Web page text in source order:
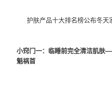
护肤产品十大排名榜公布冬
小窍门一：临睡前完全清洁肌肤
魁祸首